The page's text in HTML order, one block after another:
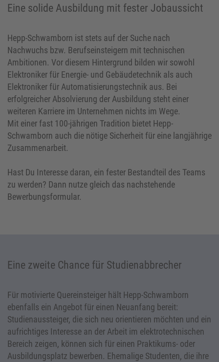
Eine solide Ausbildung mit fester Jobaussicht
Hepp-Schwamborn ist stets auf der Suche nach
Nachwuchs bzw. Berufseinsteigern mit technischen
Ambitionen. Vor diesem Hintergrund bilden wir sowohl
Elektroniker für Energie- und Gebäudetechnik als auch
Elektroniker für Automatisierungstechnik aus. Bei
erfolgreicher Absolvierung der Ausbildung steht einer
weiteren Karriere im Unternehmen nichts im Wege.
Mit einer fast 100-jährigen Tradition bietet Hepp-
Schwamborn auch die nötige Sicherheit für eine langjährige
Zusammenarbeit.
Hast Du Interesse daran, ein fester Bestandteil des Teams
zu werden? Dann nutze gleich das nachstehende
Bewerbungsformular.
Eine zweite Chance für Studienabbrecher
Für motivierte Quereinsteiger hält Hepp-Schwamborn
ebenfalls ein Angebot für einen Neuanfang bereit:
Studienaussteiger, die sich neu orientieren möchten und ein
aufrichtiges Interesse an der Arbeit im elektrotechnischen
Bereich zeigen, können sich für einen Praktikums- oder
Ausbildungsplatz bewerben. Ehemalige Studenten, die ihre